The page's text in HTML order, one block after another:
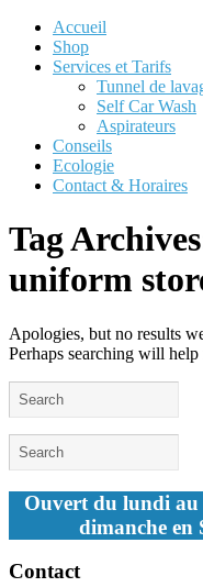
Accueil
Shop
Services et Tarifs
Tunnel de
Self Car Wash
Aspirateurs
Conseils
Ecologie
Contact & Horaires
Tag
uniform
Apologies, but no results
Perhaps searching will
Ouvert du lundi au
dimanche en
Contact